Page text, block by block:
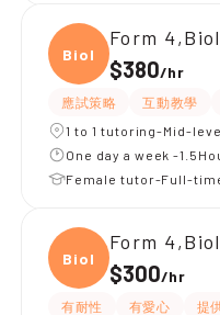
Biolo
Form
$380/hr
應試策略 互動教學
1 to 1 tutoring-Mid-
One day a week -
Female tutor-Full-
Biolo
Form
$300/hr
有耐性 有愛心 提